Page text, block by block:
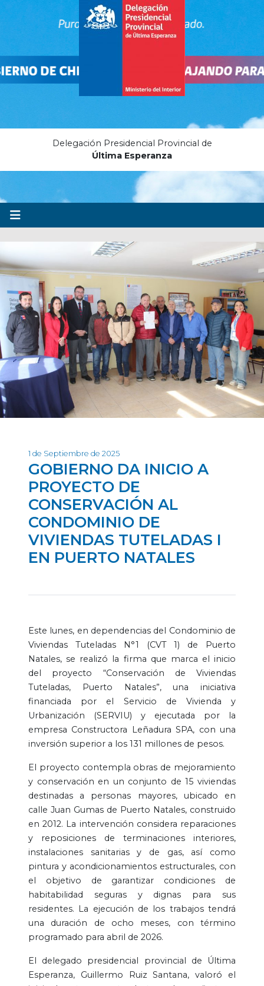
Delegación Presidencial Provincial de
Última Esperanza
1 de Septiembre de 2025
GOBIERNO DA INICIO A
PROYECTO DE
CONSERVACIÓN AL
CONDOMINIO DE
VIVIENDAS TUTELADAS I
EN PUERTO NATALES
Este lunes, en dependencias del Condominio de
Viviendas Tuteladas N°1 (CVT 1) de Puerto
Natales, se realizó la firma que marca el inicio
del proyecto “Conservación de Viviendas
Tuteladas, Puerto Natales”, una iniciativa
financiada por el Servicio de Vivienda y
Urbanización (SERVIU) y ejecutada por la
empresa Constructora Leñadura SPA, con una
inversión superior a los 131 millones de pesos.
El proyecto contempla obras de mejoramiento
y conservación en un conjunto de 15 viviendas
destinadas a personas mayores, ubicado en
calle Juan Gumas de Puerto Natales, construido
en 2012. La intervención considera reparaciones
y reposiciones de terminaciones interiores,
instalaciones sanitarias y de gas, así como
pintura y acondicionamientos estructurales, con
el objetivo de garantizar condiciones de
habitabilidad seguras y dignas para sus
residentes. La ejecución de los trabajos tendrá
una duración de ocho meses, con término
programado para abril de 2026.
El delegado presidencial provincial de Última
Esperanza, Guillermo Ruiz Santana, valoró el